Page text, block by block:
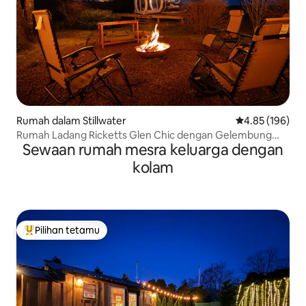
Rumah dalam Stillwater Penarafan
4.85 (196)
Rumah Ladang Ricketts Glen Chic dengan Gelembung
Bintang!
Sewaan rumah mesra keluarga dengan
kolam
Pilihan utama tetamu
Pilihan tetamu